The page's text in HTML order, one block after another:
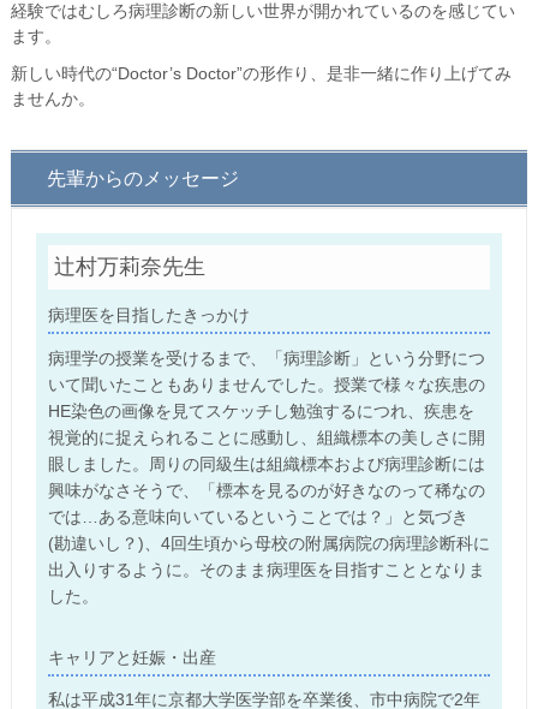
経験ではむしろ病理診断の新しい世界が開かれているのを感じてい
ます。
新しい時代の“Doctor’s Doctor”の形作り、是非一緒に作り上げてみ
ませんか。
先輩からのメッセージ
辻村万莉奈先生
病理医を目指したきっかけ
病理学の授業を受けるまで、「病理診断」という分野につ
いて聞いたこともありませんでした。授業で様々な疾患の
HE染色の画像を見てスケッチし勉強するにつれ、疾患を
視覚的に捉えられることに感動し、組織標本の美しさに開
眼しました。周りの同級生は組織標本および病理診断には
興味がなさそうで、「標本を見るのが好きなのって稀なの
では…ある意味向いているということでは？」と気づき
(勘違いし？)、4回生頃から母校の附属病院の病理診断科に
出入りするように。そのまま病理医を目指すこととなりま
した。
キャリアと妊娠・出産
私は平成31年に京都大学医学部を卒業後、市中病院で2年